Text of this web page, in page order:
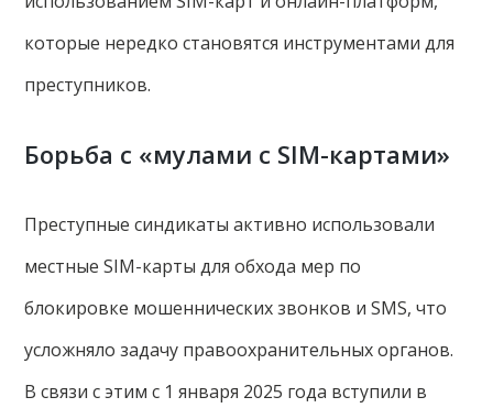
которые нередко становятся инструментами для
преступников.
Борьба с «мулами с SIM-картами»
Преступные синдикаты активно использовали
местные SIM-карты для обхода мер по
блокировке мошеннических звонков и SMS, что
усложняло задачу правоохранительных органов.
В связи с этим с 1 января 2025 года вступили в